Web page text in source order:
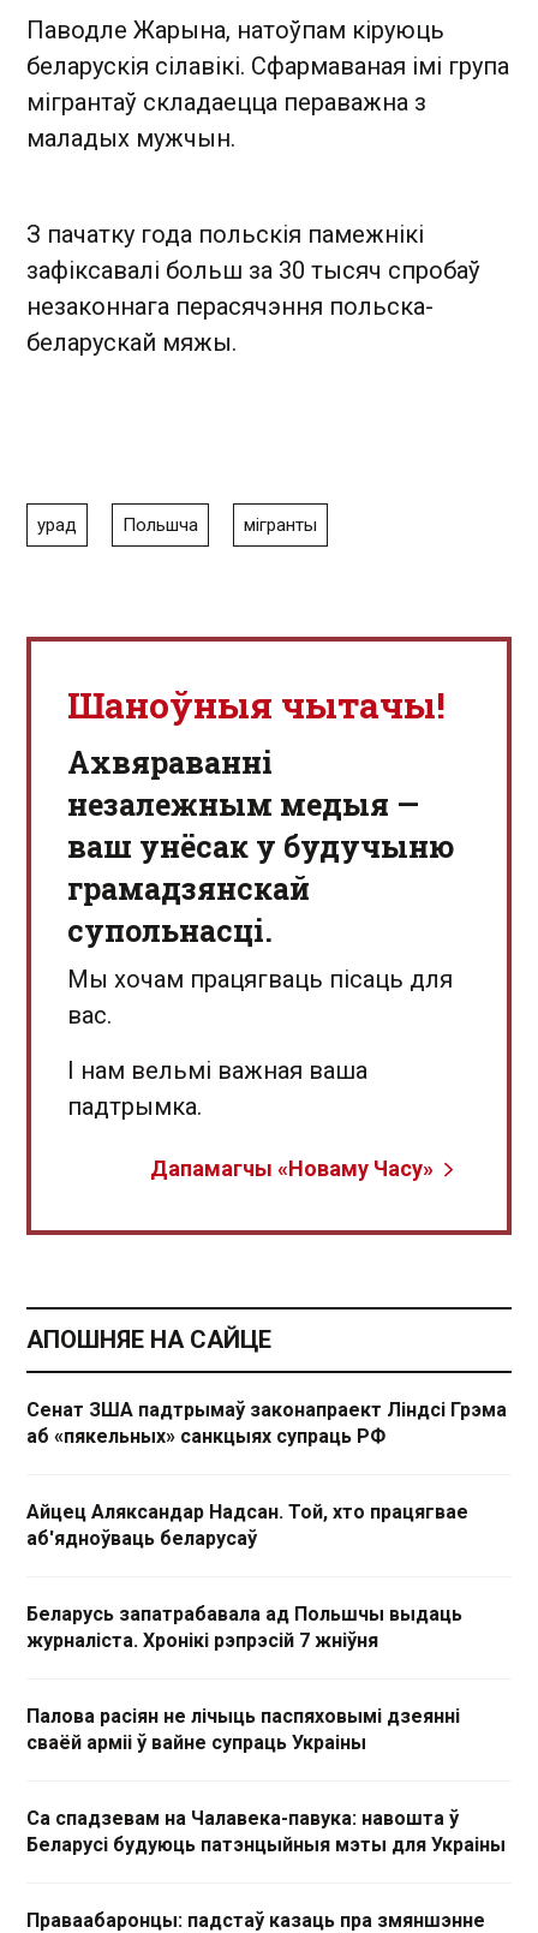
Паводле Жарына, натоўпам кіруюць
беларускія сілавікі. Сфармаваная імі група
мігрантаў складаецца пераважна з
маладых мужчын.
З пачатку года польскія памежнікі
зафіксавалі больш за 30 тысяч спробаў
незаконнага перасячэння польска-
беларускай мяжы.
урад Польшча мігранты
Шаноўныя чытачы!
Aхвяраванні
незалежным медыя —
ваш унёсак у будучыню
грамадзянскай
супольнасці.
Мы хочам працягваць пісаць для
вас.
І нам вельмі важная ваша
падтрымка.
Дапамагчы «Новаму Часу»
АПОШНЯЕ НА САЙЦЕ
Сенат ЗША падтрымаў законапраект Ліндсі Грэма
аб «пякельных» санкцыях супраць РФ
Айцец Аляксандар Надсан. Той, хто працягвае
аб'ядноўваць беларусаў
Беларусь запатрабавала ад Польшчы выдаць
журналіста. Хронікі рэпрэсій 7 жніўня
Палова расіян не лічыць паспяховымі дзеянні
сваёй арміі ў вайне супраць Украіны
Са спадзевам на Чалавека-павука: навошта ў
Беларусі будуюць патэнцыйныя мэты для Украіны
Праваабаронцы: падстаў казаць пра змяншэнне